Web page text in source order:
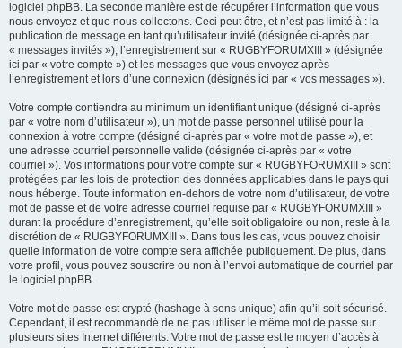
logiciel phpBB. La seconde manière est de récupérer l’information que vous
nous envoyez et que nous collectons. Ceci peut être, et n’est pas limité à : la
publication de message en tant qu’utilisateur invité (désignée ci-après par
« messages invités »), l’enregistrement sur « RUGBYFORUMXIII » (désignée
ici par « votre compte ») et les messages que vous envoyez après
l’enregistrement et lors d’une connexion (désignés ici par « vos messages »).
Votre compte contiendra au minimum un identifiant unique (désigné ci-après
par « votre nom d’utilisateur »), un mot de passe personnel utilisé pour la
connexion à votre compte (désigné ci-après par « votre mot de passe »), et
une adresse courriel personnelle valide (désignée ci-après par « votre
courriel »). Vos informations pour votre compte sur « RUGBYFORUMXIII » sont
protégées par les lois de protection des données applicables dans le pays qui
nous héberge. Toute information en-dehors de votre nom d’utilisateur, de votre
mot de passe et de votre adresse courriel requise par « RUGBYFORUMXIII »
durant la procédure d’enregistrement, qu’elle soit obligatoire ou non, reste à la
discrétion de « RUGBYFORUMXIII ». Dans tous les cas, vous pouvez choisir
quelle information de votre compte sera affichée publiquement. De plus, dans
votre profil, vous pouvez souscrire ou non à l’envoi automatique de courriel par
le logiciel phpBB.
Votre mot de passe est crypté (hashage à sens unique) afin qu’il soit sécurisé.
Cependant, il est recommandé de ne pas utiliser le même mot de passe sur
plusieurs sites Internet différents. Votre mot de passe est le moyen d’accès à